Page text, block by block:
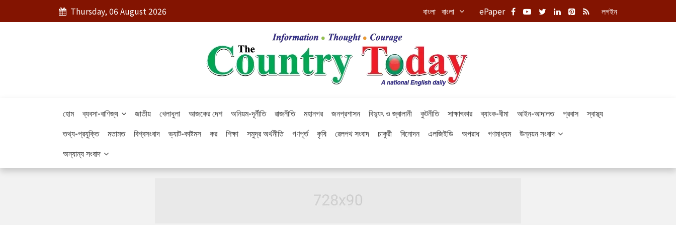
Thursday, 06 August 2026 বাংলা বাংলা ePaper লগইন
হোম ব্যবসা-বাণিজ্য জাতীয় খেলাধুলা আজকের দেশ অনিয়ম-দূর্নীতি রাজনীতি মহানগর জনপ্রশাসন বিদ্যুৎ ও জ্বালানী কুটনীতি সাক্ষাৎকার ব্যাংক-বীমা আইন-আদালত প্রবাস
স্বাস্থ্য
তথ্য-প্রযুক্তি
মতামত বিশ্বসংবাদ ভ্যাট-কাষ্টমস কর শিক্ষা সমুদ্র অর্থনীতি গণপূর্ত কৃষি রেলপথ সংবাদ চাকুরী বিনোদন এলজিইডি অপরাধ গণমাধ্যম
উন্নয়ন সংবাদ
অন্যান্য সংবাদ